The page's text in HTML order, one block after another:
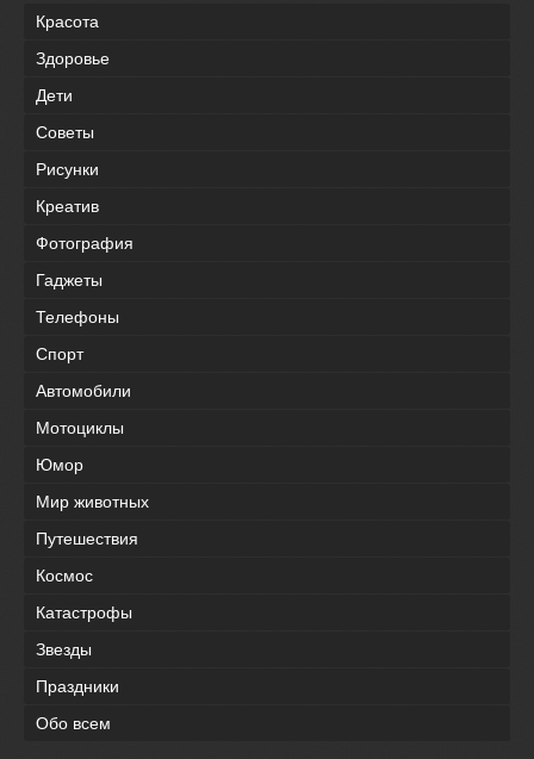
Красота
Здоровье
Дети
Советы
Рисунки
Креатив
Фотография
Гаджеты
Телефоны
Спорт
Автомобили
Мотоциклы
Юмор
Мир животных
Путешествия
Космос
Катастрофы
Звезды
Праздники
Обо всем